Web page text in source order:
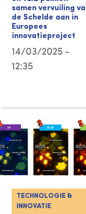
samen vervuiling
de Schelde aan in
Europees
innovatieproject
14/03/2025 -
12:35
TECHNOLOGIE &
INNOVATIE